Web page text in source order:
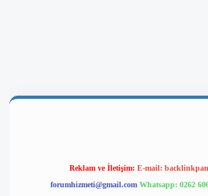
Reklam ve İletişim: E-mail:
forumhizmeti@gmail.com Whatsapp: 0262